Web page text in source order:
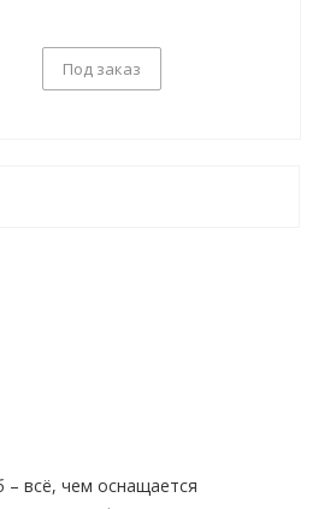
Под заказ
всё, чем оснащается